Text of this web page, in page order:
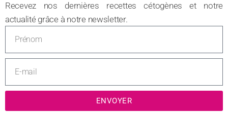
Recevez nos dernières recettes cétogènes et notre
actualité grâce à notre newsletter.
ENVOYER